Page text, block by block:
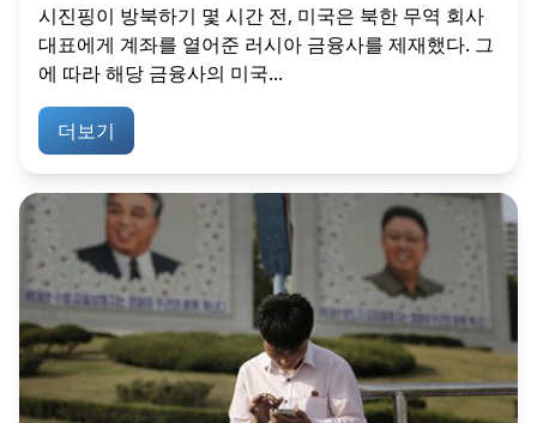
시진핑이 방북하기 몇 시간 전, 미국은 북한 무역 회사
대표에게 계좌를 열어준 러시아 금융사를 제재했다. 그
에 따라 해당 금융사의 미국...
더보기